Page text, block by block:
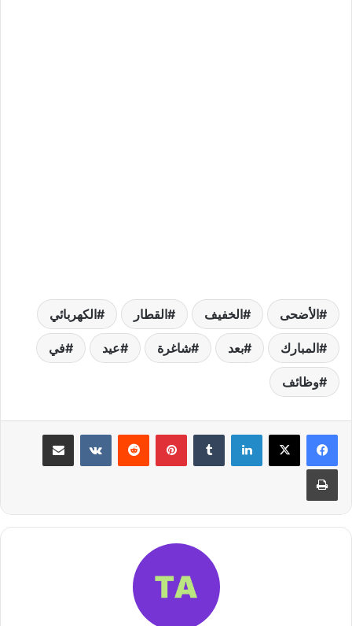
الأضحى الخفيف القطار الكهربائي
المبارك بعد شاغرة عيد في
وظائف
لينكدإن بينتيريست مشاركة عبر البريد
طباعة